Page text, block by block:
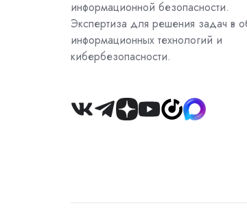
информационной безопасности.
Экспертиза для решения задач в
информационных технологий и
кибербезопасности.
Join